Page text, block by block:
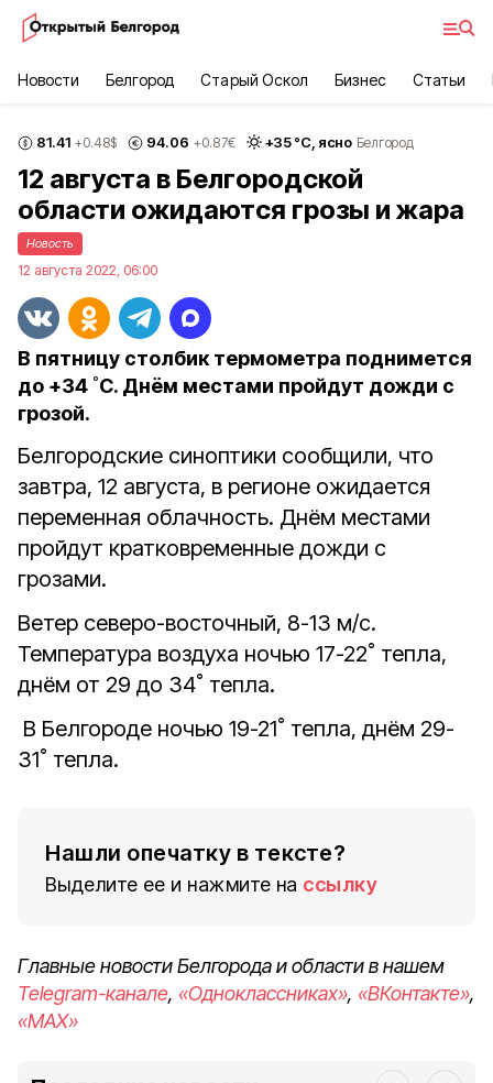
Новости Белгород Старый Оскол Бизнес Статьи
81.41 +0.48$ 94.06 +0.87€ +35°С, ясно Белгород
12 августа в Белгородской
области ожидаются грозы и жара
Новость
12 августа 2022, 06:00
В пятницу столбик термометра поднимется
до +34 ˚С. Днём местами пройдут дожди с
грозой.
Белгородские синоптики сообщили, что
завтра, 12 августа, в регионе ожидается
переменная облачность. Днём местами
пройдут кратковременные дожди с
грозами.
Ветер северо-восточный, 8-13 м/с.
Температура воздуха ночью 17-22˚ тепла,
днём от 29 до 34˚ тепла.
В Белгороде ночью 19-21˚ тепла, днём 29-
31˚ тепла.
Нашли опечатку в тексте?
Выделите ее и нажмите на ссылку
Главные новости Белгорода и области в нашем
Telegram-канале, «Одноклассниках», «ВКонтакте»,
«MAX»